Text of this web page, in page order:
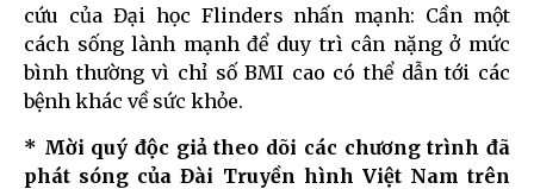
cứu của Đại học Flinders nhấn mạnh: Cần một
cách sống lành mạnh để duy trì cân nặng ở mức
bình thường vì chỉ số BMI cao có thể dẫn tới các
bệnh khác về sức khỏe.
* Mời quý độc giả theo dõi các chương trình đã
phát sóng của Đài Truyền hình Việt Nam trên